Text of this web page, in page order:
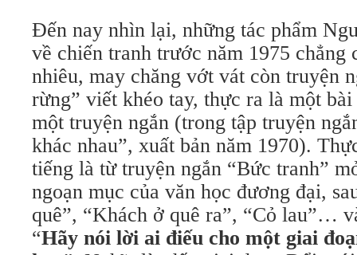
Đến nay nhìn lại, những tác phẩm
về chiến tranh trước năm 1975 chẳng
nhiêu, may chăng vớt vát còn truyện
rừng” viết khéo tay, thực ra là một
một truyện ngắn (trong tập truyện
khác nhau”, xuất bản năm 1970).
tiếng là từ truyện ngắn “Bức tranh”
ngoạn mục của văn học đương đại,
quê”, “Khách ở quê ra”, “Cỏ lau”…
“Hãy nói lời ai điếu cho một giai